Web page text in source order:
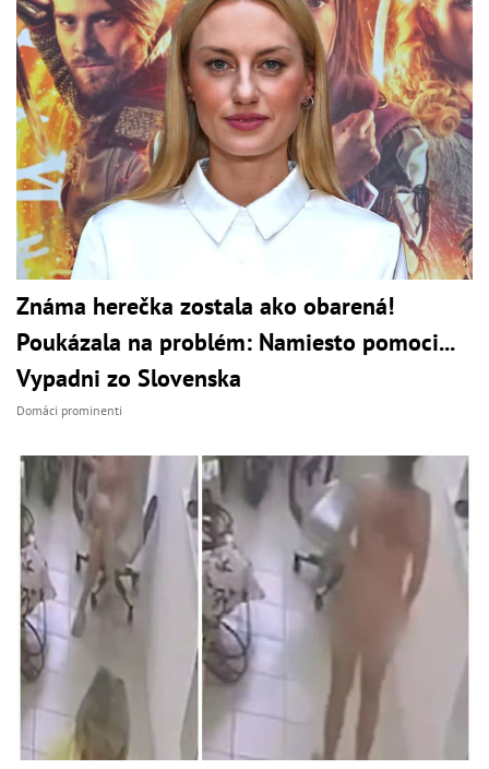
Známa herečka zostala ako obarená!
Poukázala na problém: Namiesto pomoci...
Vypadni zo Slovenska
Domáci prominenti